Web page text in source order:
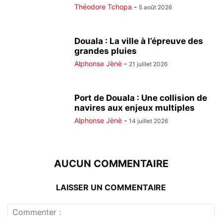
Théodore Tchopa - 5 août 2026
Douala : La ville à l’épreuve des
grandes pluies
Alphonse Jènè - 21 juillet 2026
Port de Douala : Une collision de
navires aux enjeux multiples
Alphonse Jènè - 14 juillet 2026
AUCUN COMMENTAIRE
LAISSER UN COMMENTAIRE